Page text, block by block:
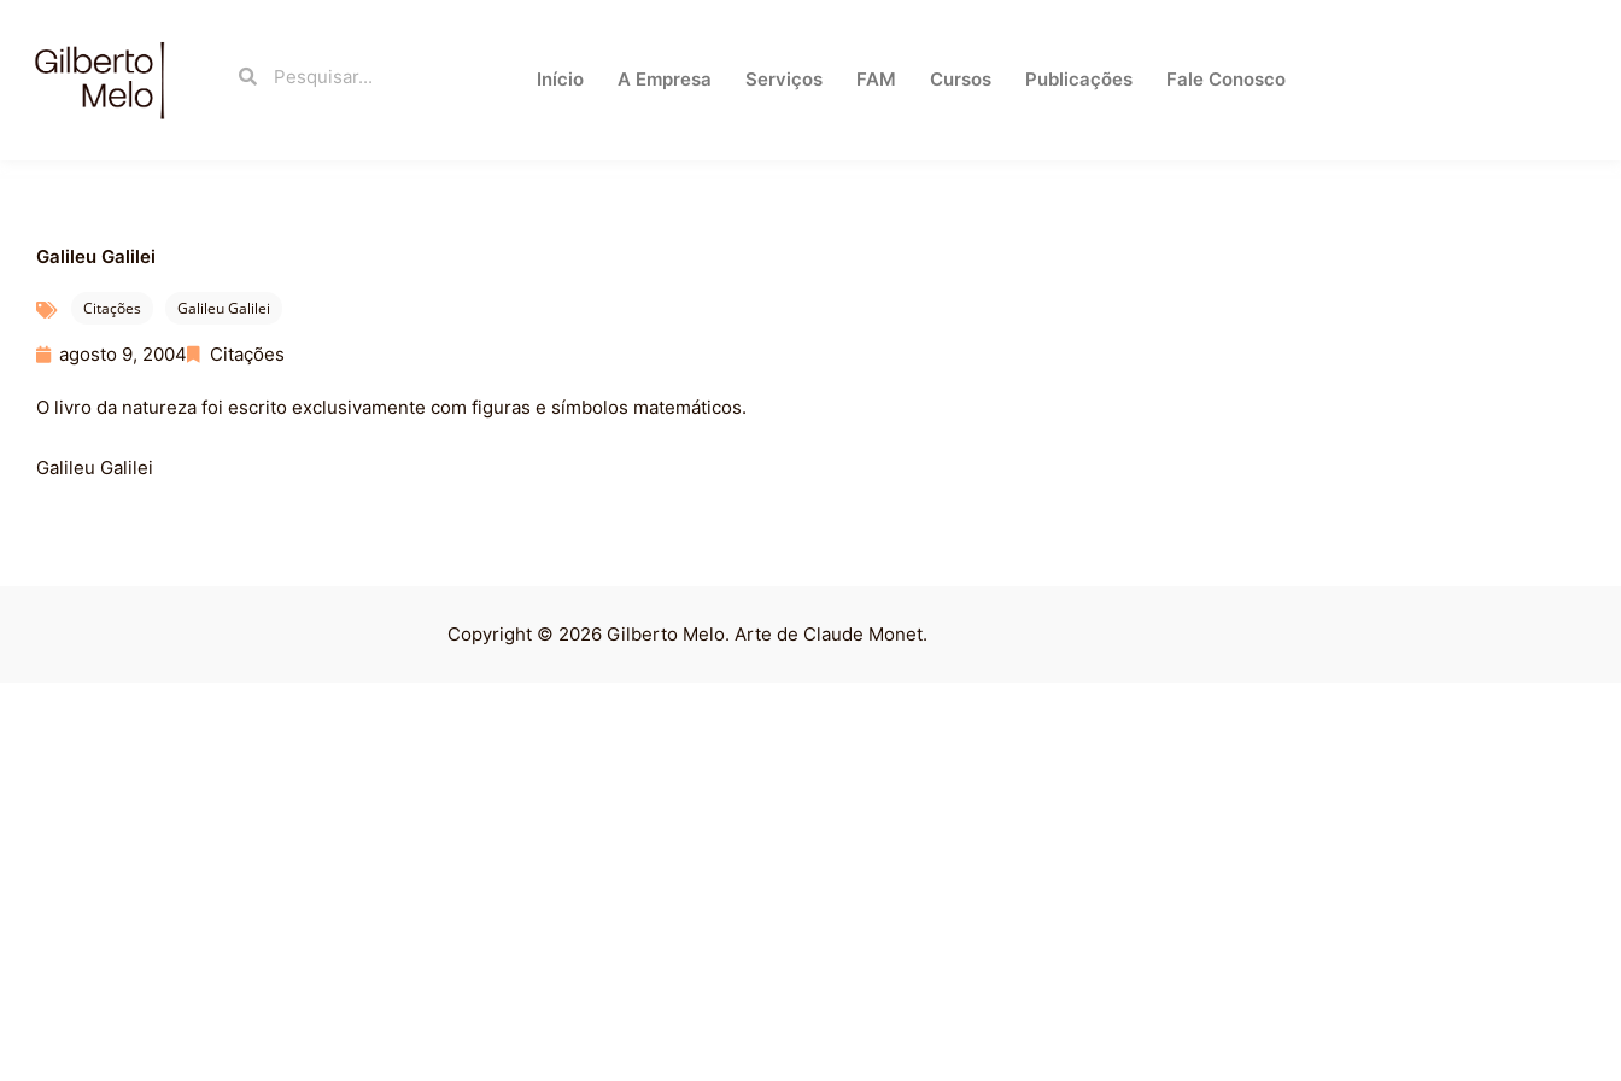
SearchSearch
Início A Empresa Serviços FAM Cursos Publicações Fale Conosco
Galileu Galilei
Citações Galileu Galilei
agosto 9, 2004 Citações
O livro da natureza foi escrito exclusivamente com figuras e símbolos matemáticos.
Galileu Galilei
Copyright © 2026 Gilberto Melo. Arte de Claude Monet.